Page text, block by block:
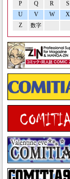
P Q R S
U
V W X
Z
数字